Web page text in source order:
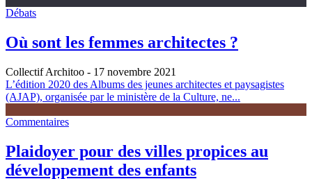
Débats
Où sont les femmes architectes ?
Collectif Architoo - 17 novembre 2021
L’édition 2020 des Albums des jeunes architectes et paysagistes
(AJAP), organisée par le ministère de la Culture, ne...
Commentaires
Plaidoyer pour des villes propices au
développement des enfants